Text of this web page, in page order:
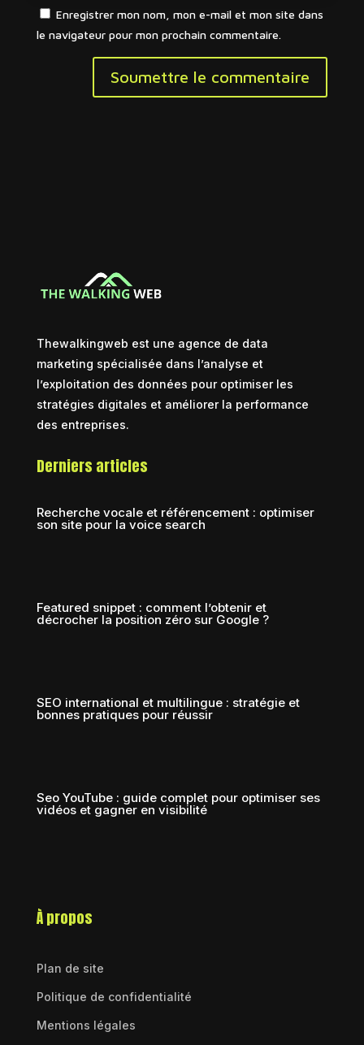
Enregistrer mon nom, mon e-mail et mon site dans
le navigateur pour mon prochain commentaire.
Soumettre le commentaire
Thewalkingweb est une agence de data
marketing spécialisée dans l’analyse et
l’exploitation des données pour optimiser les
stratégies digitales et améliorer la performance
des entreprises.
Derniers articles
Recherche vocale et référencement : optimiser
son site pour la voice search
Featured snippet : comment l’obtenir et
décrocher la position zéro sur Google ?
SEO international et multilingue : stratégie et
bonnes pratiques pour réussir
Seo YouTube : guide complet pour optimiser ses
vidéos et gagner en visibilité
À propos
Plan de site
Politique de confidentialité
Mentions légales